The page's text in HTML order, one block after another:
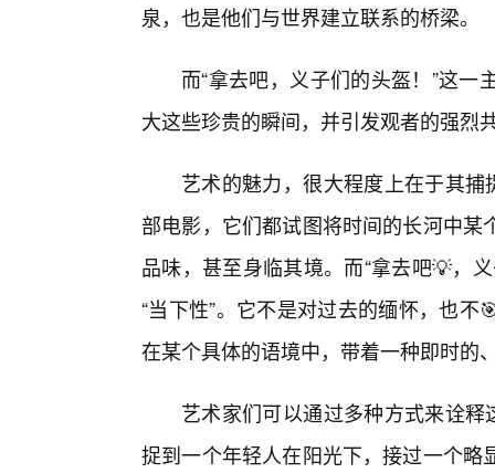
泉，也是他们与世界建立联系的桥梁。
而“拿去吧，义子们的头盔！”这
大这些珍贵的瞬间，并引发观者的强烈
艺术的魅力，很大程度上在于其捕
部电影，它们都试图将时间的长河中
品味，甚至身临其境。而“拿去吧💡，
“当下性”。它不是对过去的缅怀，也
在某个具体的语境中，带着一种即时的
艺术家们可以通过多种方式来诠释
捉到一个年轻人在阳光下，接过一个